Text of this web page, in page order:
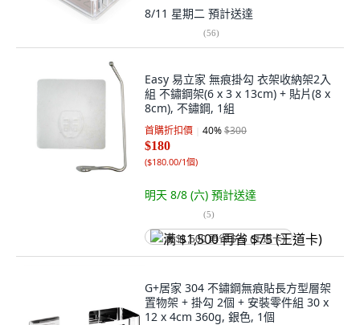
8/11 星期二 預計送達
(56)
Easy 易立家 無痕掛勾 衣架收納架2入
組 不鏽鋼架(6 x 3 x 13cm) + 貼片(8 x
8cm), 不鏽鋼, 1組
首購折扣價 40%$300
$180
($180.00/1個)
明天 8/8 (六) 預計送達
(5)
满 $1,500 再省 $75 (王道卡)
G+居家 304 不鏽鋼無痕貼長方型層架
置物架 + 掛勾 2個 + 安裝零件組 30 x
12 x 4cm 360g, 銀色, 1個